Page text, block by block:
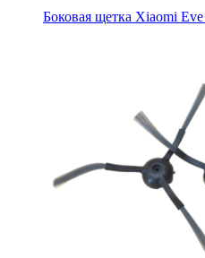
Боковая щетка Xiaomi